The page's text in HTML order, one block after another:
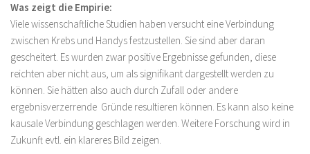
Was zeigt die Empirie:
Viele wissenschaftliche Studien haben versucht eine Verbindung
zwischen Krebs und Handys festzustellen. Sie sind aber daran
gescheitert. Es wurden zwar positive Ergebnisse gefunden, diese
reichten aber nicht aus, um als signifikant dargestellt werden zu
können. Sie hätten also auch durch Zufall oder andere
ergebnisverzerrende Gründe resultieren können. Es kann also keine
kausale Verbindung geschlagen werden. Weitere Forschung wird in
Zukunft evtl. ein klareres Bild zeigen.